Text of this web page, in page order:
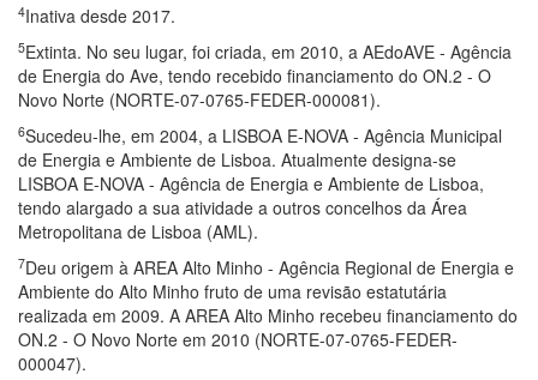
4Inativa desde 2017.
5Extinta. No seu lugar, foi criada, em 2010, a AEdoAVE - Agência
de Energia do Ave, tendo recebido financiamento do ON.2 - O
Novo Norte (NORTE-07-0765-FEDER-000081).
6Sucedeu-lhe, em 2004, a LISBOA E-NOVA - Agência Municipal
de Energia e Ambiente de Lisboa. Atualmente designa-se
LISBOA E-NOVA - Agência de Energia e Ambiente de Lisboa,
tendo alargado a sua atividade a outros concelhos da Área
Metropolitana de Lisboa (AML).
7Deu origem à AREA Alto Minho - Agência Regional de Energia e
Ambiente do Alto Minho fruto de uma revisão estatutária
realizada em 2009. A AREA Alto Minho recebeu financiamento do
ON.2 - O Novo Norte em 2010 (NORTE-07-0765-FEDER-
000047).